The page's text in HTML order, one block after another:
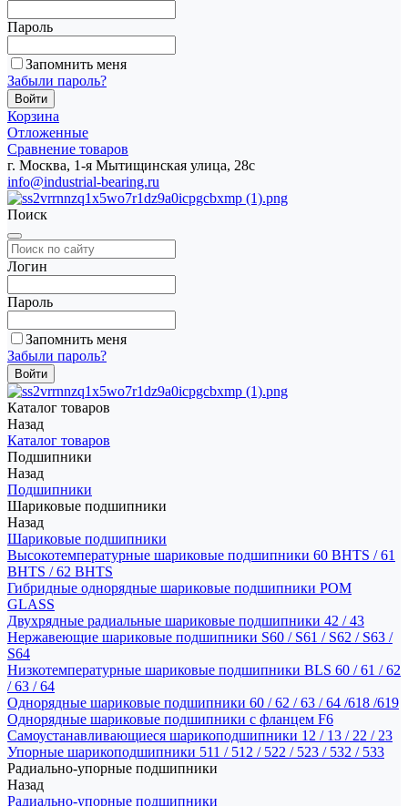
Пароль
Запомнить меня
Забыли пароль?
Корзина
Отложенные
Сравнение товаров
г. Москва, 1-я Мытищинская улица, 28с
info@industrial-bearing.ru
Поиск
Логин
Пароль
Запомнить меня
Забыли пароль?
Каталог товаров
Назад
Каталог товаров
Подшипники
Назад
Подшипники
Шариковые подшипники
Назад
Шариковые подшипники
Высокотемпературные шариковые подшипники 60 BHTS / 61
BHTS / 62 BHTS
Гибридные однорядные шариковые подшипники POM
GLASS
Двухрядные радиальные шариковые подшипники 42 / 43
Нержавеющие шариковые подшипники S60 / S61 / S62 / S63 /
S64
Низкотемпературные шариковые подшипники BLS 60 / 61 / 62
/ 63 / 64
Однорядные шариковые подшипники 60 / 62 / 63 / 64 /618 /619
Однорядные шариковые подшипники с фланцем F6
Самоустанавливающиеся шарикоподшипники 12 / 13 / 22 / 23
Упорные шарикоподшипники 511 / 512 / 522 / 523 / 532 / 533
Радиально-упорные подшипники
Назад
Радиально-упорные подшипники